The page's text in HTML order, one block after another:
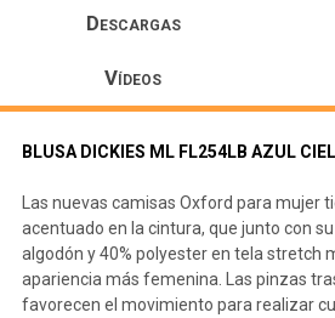
Descargas
Vídeos
BLUSA DICKIES ML FL254LB AZUL
Las nuevas camisas Oxford para mujer
acentuado en la cintura, que junto con
algodón y 40% polyester en tela stretch
apariencia más femenina. Las pinzas
favorecen el movimiento para realizar